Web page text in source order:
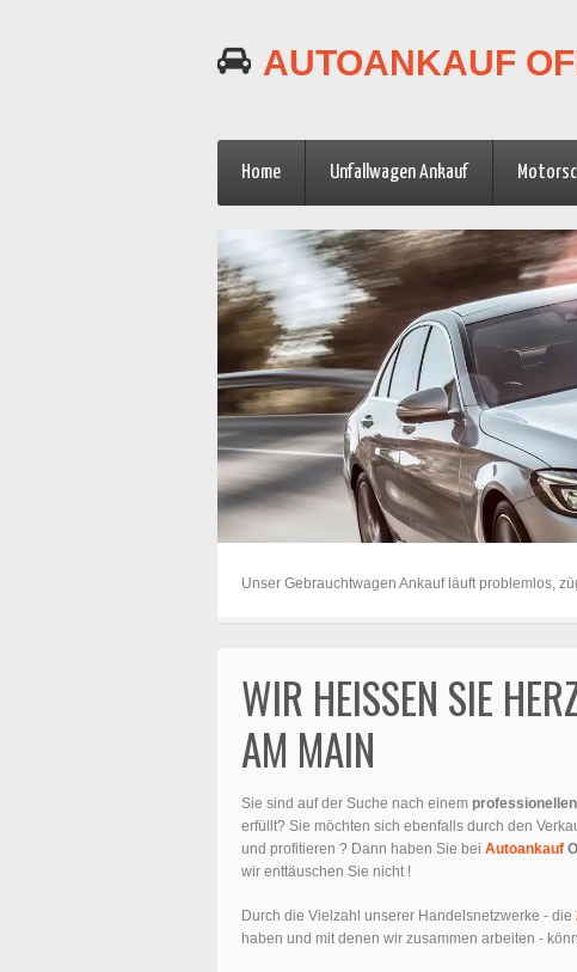
AUTOANKAUF
Home Unfallwagen Ankauf
Unser Gebrauchtwagen Ankauf läuft problemlos,
WIR HEISSEN SIE
AM MAIN
Sie sind auf der Suche nach einem
erfüllt? Sie möchten sich ebenfalls durch den
und profitieren ? Dann haben Sie bei Autoankauf
wir enttäuschen Sie nicht !
Durch die Vielzahl unserer Handelsnetzwerke - die
haben und mit denen wir zusammen arbeiten -